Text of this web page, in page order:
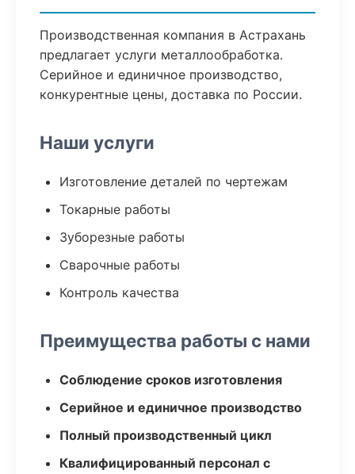
Производственная компания в Астрахань
предлагает услуги металлообработка.
Серийное и единичное производство,
конкурентные цены, доставка по России.
Наши услуги
Изготовление деталей по чертежам
Токарные работы
Зуборезные работы
Сварочные работы
Контроль качества
Преимущества работы с нами
Соблюдение сроков изготовления
Серийное и единичное производство
Полный производственный цикл
Квалифицированный персонал с